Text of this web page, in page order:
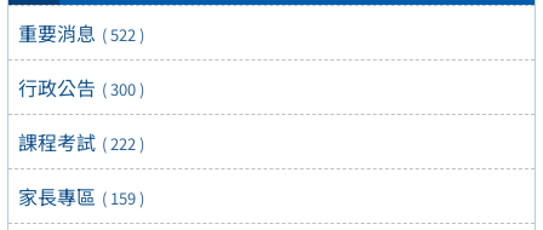
重要消息 ( 522 )
行政公告 ( 300 )
課程考試 ( 222 )
家長專區 ( 159 )